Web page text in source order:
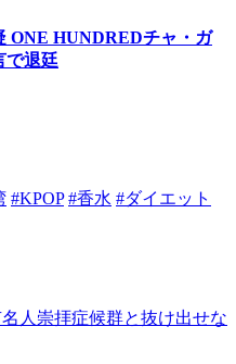
ONE HUNDREDチャ・ガ
で退廷
#KPOP #香水 #ダイエット